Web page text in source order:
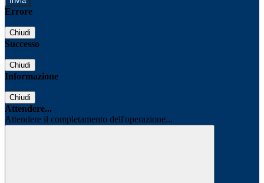
Errore
Chiudi
Successo
Chiudi
Informazione
Chiudi
Attendere...
Attendere il completamento dell'operazione...